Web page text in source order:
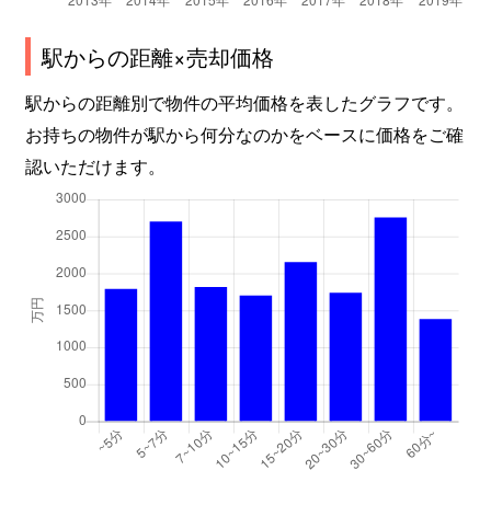
駅からの距離×売却価格
駅からの距離別で物件の平均価格を表したグラフです。
お持ちの物件が駅から何分なのかをベースに価格をご確
認いただけます。